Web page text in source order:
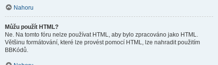
Nahoru
Můžu použít HTML?
Ne. Na tomto fóru nelze používat HTML, aby bylo zpracováno jako HTML.
Většinu formátování, které lze provést pomocí HTML, lze nahradit použitím
BBKódů.